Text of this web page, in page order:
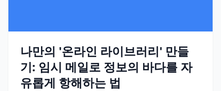
나만의 '온라인 라이브러리' 만들
기: 임시 메일로 정보의 바다를 자
유롭게 항해하는 법